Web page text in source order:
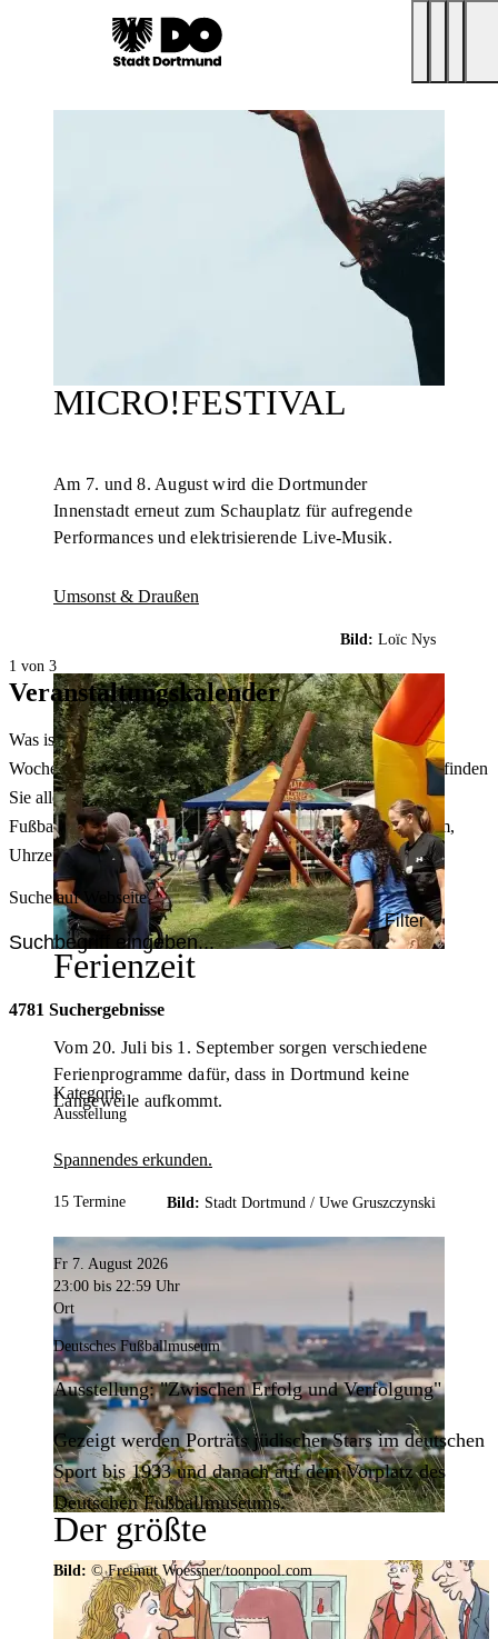
MICRO!FESTIVAL
Am 7. und 8. August wird die Dortmunder
Innenstadt erneut zum Schauplatz für aufregende
Performances und elektrisierende Live-Musik.
Umsonst & Draußen
Bild: Loïc Nys
Ferienzeit
Vom 20. Juli bis 1. September sorgen verschiedene
Ferienprogramme dafür, dass in Dortmund keine
Langeweile aufkommt.
Spannendes erkunden.
Bild: Stadt Dortmund / Uwe Gruszczynski
Der größte
Veranstaltungskalender der
Region
1 von 3
Veranstaltungskalender
Was ist heute in Dortmund los? Welche Konzerte gibt es am
Wochenende? Im größten Veranstaltungskalender Dortmunds finden
Sie alle Events – von der Stadt- oder Museumsführung übers
Fußballspiel bis zum Flohmarkt. Sie können dabei nach Datum,
Uhrzeit, Ort oder Art der Veranstaltung auswählen. Viel Spaß!
Suche auf Webseite
Filter
4781 Suchergebnisse
Kategorie
Ausstellung
15 Termine
Fr 7. August 2026
23:00 bis 22:59 Uhr
Ort
Deutsches Fußballmuseum
Ausstellung: "Zwischen Erfolg und Verfolgung"
Gezeigt werden Porträts jüdischer Stars im deutschen
Sport bis 1933 und danach auf dem Vorplatz des
Deutschen Fußballmuseums.
Bild: © Freimut Woessner/toonpool.com